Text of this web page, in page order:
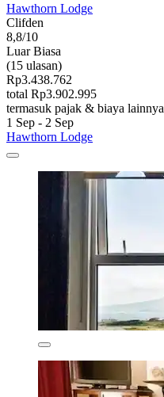
Hawthorn Lodge
Clifden
8,8/10
Luar Biasa
(15 ulasan)
Rp3.438.762
total Rp3.902.995
termasuk pajak & biaya lainnya
1 Sep - 2 Sep
Hawthorn Lodge